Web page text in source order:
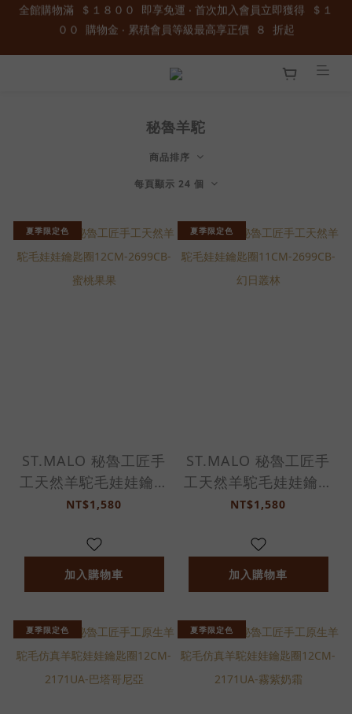
全館購物滿  ＄１８００  即享免運 ‧ 首次加入會員立即獲得  ＄１
００  購物金 ‧ 累積會員等級最高享正價  ８  折起
加入官方LINE ID : @wau4368o 享額外秘密折扣
全館購物滿  ＄１８００  即享免運 ‧ 首次加入會員立即獲得  ＄１
秘魯羊駝
商品排序
每頁顯示 24 個
夏季限定色
ST.MALO 秘魯工匠手
工天然羊駝毛娃娃鑰匙
圈12CM-2699CB-蜜
NT$1,580
加入購物車
夏季限定色
ST.MALO 秘魯工匠手
工天然羊駝毛娃娃鑰匙
圈11CM-2699CB-幻
NT$1,580
加入購物車
夏季限定色 夏季限定色